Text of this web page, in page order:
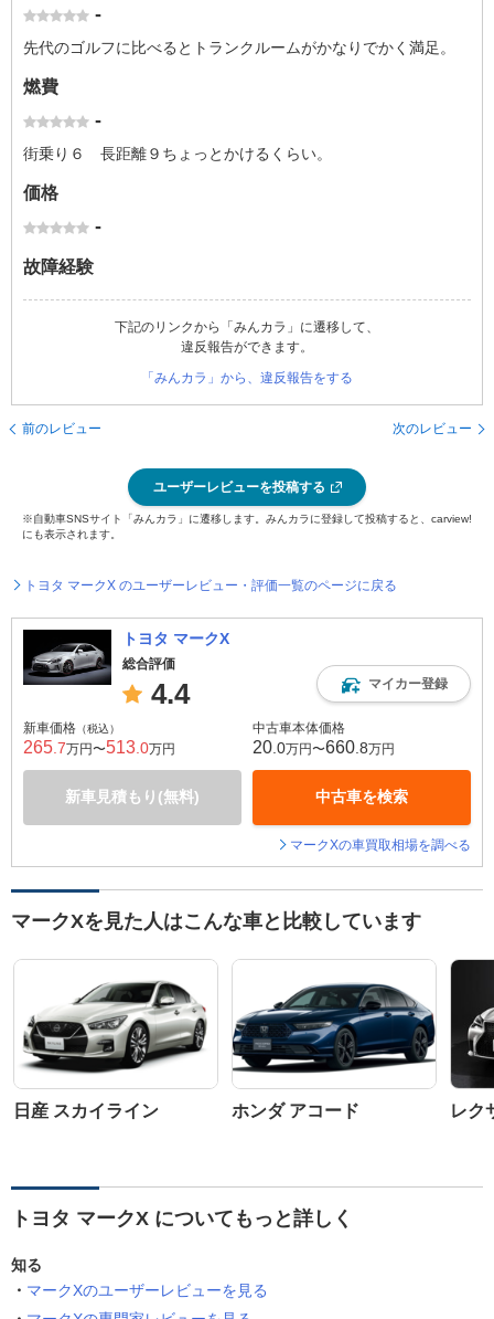
-
先代のゴルフに比べるとトランクルームがかなりでかく満足。
燃費
-
街乗り６ 長距離９ちょっとかけるくらい。
価格
-
故障経験
下記のリンクから「みんカラ」に遷移して、
違反報告ができます。
「みんカラ」から、違反報告をする
前のレビュー 次のレビュー
ユーザーレビューを投稿する
※自動車SNSサイト「みんカラ」に遷移します。みんカラに登録して投稿すると、carview!
にも表示されます。
トヨタ マークX のユーザーレビュー・評価一覧のページに戻る
トヨタ マークX
総合評価
4.4 マイカー登録
新車価格 （税込）
265 .7万円〜513 .0万円
新車見積もり(無料)
中古車本体価格
20 .0万円〜660 .8万円
中古車を検索
マークXの車買取相場を調べる
マークXを見た人はこんな車と比較しています
日産 スカイライン ホンダ アコード レク
トヨタ マークX についてもっと詳しく
知る
マークXのユーザーレビューを見る